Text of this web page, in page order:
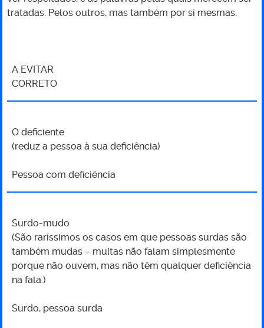
tratadas. Pelos outros, mas também por si mesmas.
A EVITAR
CORRETO
O deficiente
(reduz a pessoa à sua deficiência)
Pessoa com deficiência
Surdo-mudo
(São raríssimos os casos em que pessoas surdas são
também mudas – muitas não falam simplesmente
porque não ouvem, mas não têm qualquer deficiência
na fala.)
Surdo, pessoa surda